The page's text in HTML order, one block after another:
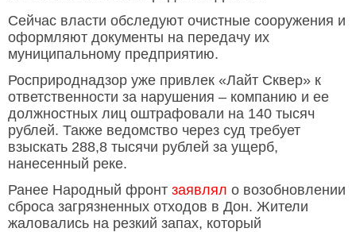
Сейчас власти обследуют очистные сооружения и
оформляют документы на передачу их
муниципальному предприятию.
Росприроднадзор уже привлек «Лайт Сквер» к
ответственности за нарушения – компанию и ее
должностных лиц оштрафовали на 140 тысяч
рублей. Также ведомство через суд требует
взыскать 288,8 тысячи рублей за ущерб,
нанесенный реке.
Ранее Народный фронт заявлял о возобновлении
сброса загрязненных отходов в Дон. Жители
жаловались на резкий запах, который